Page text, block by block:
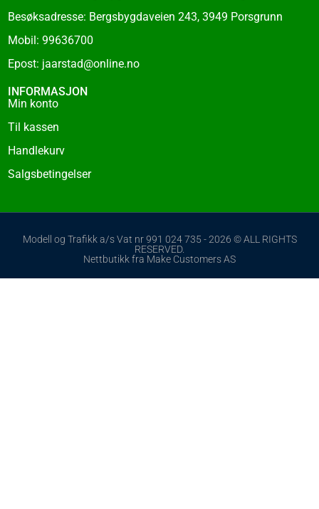
Besøksadresse: Bergsbygdaveien 243, 3949 Porsgrunn
Mobil: 99636700
Epost: jaarstad@online.no
INFORMASJON
Min konto
Til kassen
Handlekurv
Salgsbetingelser
Modell og Trafikk a/s Vat nr 991 024 735 - 2026 © ALL RIGHTS
RESERVED.
Nettbutikk fra Make Customers AS